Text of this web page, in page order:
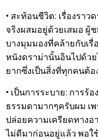
• สะท้อนชีวิต: เรื่องรา
จริงผสมอยู่ด้วยเสมอ ผู้
บางมุมมองที่คล้ายกับเรื่
หนังดราม่านั้นอินไปด้วย
ยากซึ่งเป็นสิ่งที่ทุกคนต้อ
• เป็นการระบาย: การร้
ธรรมดามากๆครับผม เ
ปล่อยความเครียดทาง
ไม่ดีมาก่อนอยู่แล้ว พอใ